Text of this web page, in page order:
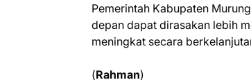
Pemerintah Kabupaten
depan dapat dirasakan lebih
meningkat secara
(Rahman)